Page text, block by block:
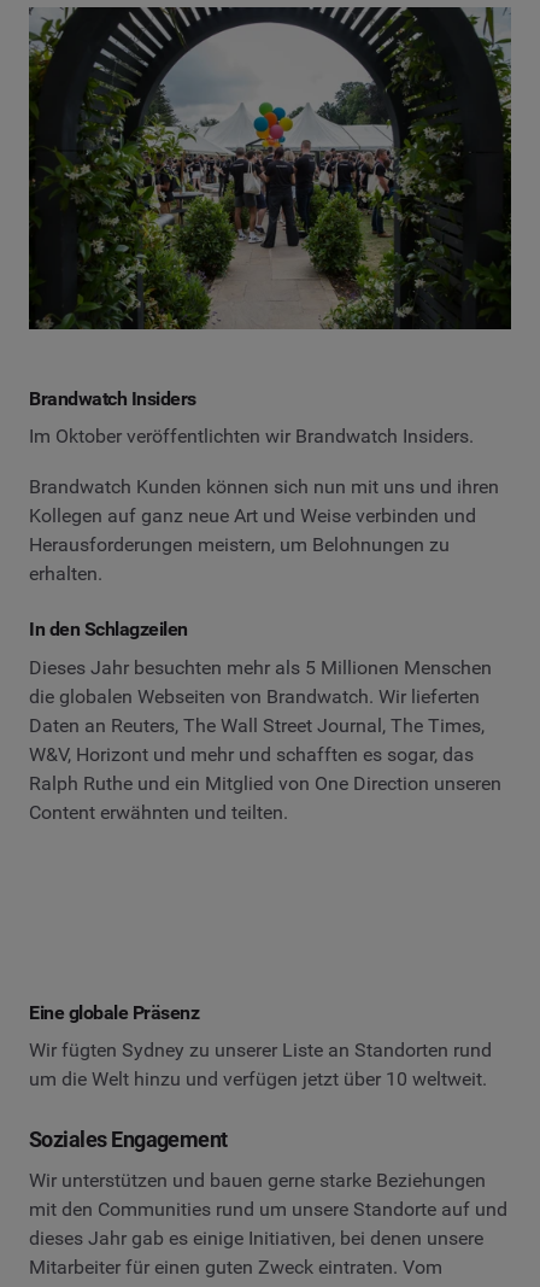
Brandwatch Insiders
Im Oktober veröffentlichten wir Brandwatch Insiders.
Brandwatch Kunden können sich nun mit uns und ihren
Kollegen auf ganz neue Art und Weise verbinden und
Herausforderungen meistern, um Belohnungen zu
erhalten.
In den Schlagzeilen
Dieses Jahr besuchten mehr als 5 Millionen Menschen
die globalen Webseiten von Brandwatch. Wir lieferten
Daten an Reuters, The Wall Street Journal, The Times,
W&V, Horizont und mehr und schafften es sogar, das
Ralph Ruthe und ein Mitglied von One Direction unseren
Content erwähnten und teilten.
Eine globale Präsenz
Wir fügten Sydney zu unserer Liste an Standorten rund
um die Welt hinzu und verfügen jetzt über 10 weltweit.
Soziales Engagement
Wir unterstützen und bauen gerne starke Beziehungen
mit den Communities rund um unsere Standorte auf und
dieses Jahr gab es einige Initiativen, bei denen unsere
Mitarbeiter für einen guten Zweck eintraten. Vom